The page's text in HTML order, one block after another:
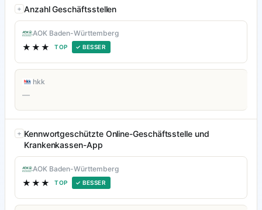
Anzahl Geschäftsstellen
AOK Baden-Württemberg
★★★ TOP ✓ BESSER
hkk
—
Kennwortgeschützte Online-Geschäftsstelle und
Krankenkassen-App
AOK Baden-Württemberg
★★★ TOP ✓ BESSER